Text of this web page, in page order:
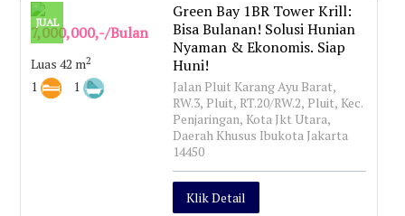
JUAL
7,000,000,-/Bulan
Luas 42 m2
1 1
Green Bay 1BR Tower Krill:
Bisa Bulanan! Solusi Hunian
Nyaman & Ekonomis. Siap
Huni!
Jalan Pluit Karang Ayu Barat,
RW.3, Pluit, RT.20/RW.2, Pluit, Kec.
Penjaringan, Kota Jkt Utara,
Daerah Khusus Ibukota Jakarta
14450
Klik Detail